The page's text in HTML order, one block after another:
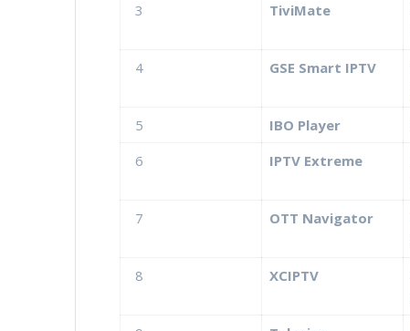
3 TiviMate
4 GSE Smart IPTV
5 IBO Player
6
IPTV Extreme
7 OTT Navigator
8 XCIPTV